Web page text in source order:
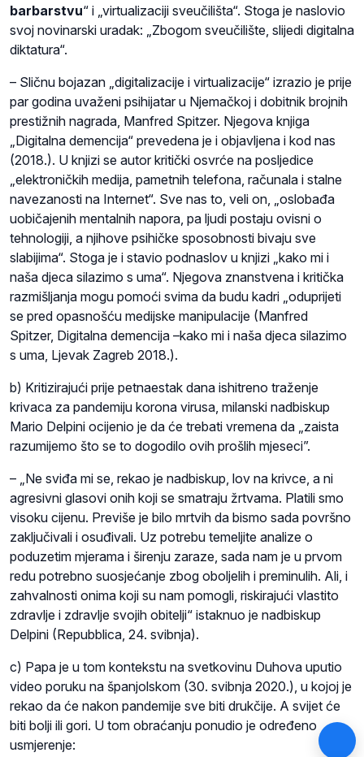
barbarstvu“ i „virtualizaciji sveučilišta“. Stoga je naslovio
svoj novinarski uradak: „Zbogom sveučilište, slijedi digitalna
diktatura“.
– Sličnu bojazan „digitalizacije i virtualizacije“ izrazio je prije
par godina uvaženi psihijatar u Njemačkoj i dobitnik brojnih
prestižnih nagrada, Manfred Spitzer. Njegova knjiga
„Digitalna demencija“ prevedena je i objavljena i kod nas
(2018.). U knjizi se autor kritički osvrće na posljedice
„elektroničkih medija, pametnih telefona, računala i stalne
navezanosti na Internet“. Sve nas to, veli on, „oslobađa
uobičajenih mentalnih napora, pa ljudi postaju ovisni o
tehnologiji, a njihove psihičke sposobnosti bivaju sve
slabijima“. Stoga je i stavio podnaslov u knjizi „kako mi i
naša djeca silazimo s uma“. Njegova znanstvena i kritička
razmišljanja mogu pomoći svima da budu kadri „oduprijeti
se pred opasnošću medijske manipulacije (Manfred
Spitzer, Digitalna demencija –kako mi i naša djeca silazimo
s uma, Ljevak Zagreb 2018.).
b) Kritizirajući prije petnaestak dana ishitreno traženje
krivaca za pandemiju korona virusa, milanski nadbiskup
Mario Delpini ocijenio je da će trebati vremena da „zaista
razumijemo što se to dogodilo ovih prošlih mjeseci”.
– „Ne sviđa mi se, rekao je nadbiskup, lov na krivce, a ni
agresivni glasovi onih koji se smatraju žrtvama. Platili smo
visoku cijenu. Previše je bilo mrtvih da bismo sada površno
zaključivali i osuđivali. Uz potrebu temeljite analize o
poduzetim mjerama i širenju zaraze, sada nam je u prvom
redu potrebno suosjećanje zbog oboljelih i preminulih. Ali, i
zahvalnosti onima koji su nam pomogli, riskirajući vlastito
zdravlje i zdravlje svojih obitelji“ istaknuo je nadbiskup
Delpini (Repubblica, 24. svibnja).
c) Papa je u tom kontekstu na svetkovinu Duhova uputio
video poruku na španjolskom (30. svibnja 2020.), u kojoj je
rekao da će nakon pandemije sve biti drukčije. A svijet će
biti bolji ili gori. U tom obraćanju ponudio je određeno
usmjerenje: